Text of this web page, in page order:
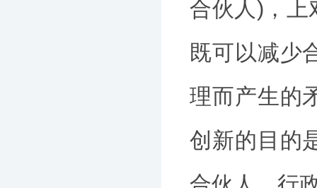
合伙人)，上
既可以减少
理而产生的
创新的目的